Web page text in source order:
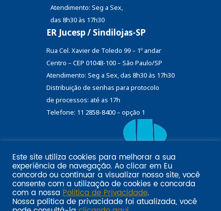
Atendimento: Seg a Sex,
das 8h30 às 17h30
ER Jucesp / Sindilojas-SP
Rua Cel. Xavier de Toledo 99 – 1º andar
Centro – CEP 01048-100 – São Paulo/SP
Atendimento: Seg a Sex, das 8h30 às 17h30
Distribuição de senhas para protocolo
de processos: até as 17h
Telefone: 11 2858-8400 – opção 1
Email marketing por:
Pol�tica de privacidade SINDILOJAS-SPAcesse aqui
Este site utiliza cookies para melhorar a sua
experiência de navegação. Ao clicar em Eu
concordo ou continuar a visualizar nosso site, você
consente com a utilização de cookies e concorda
com a nossa Política de Privacidade.
Nossa política de privacidade foi atualizada, você